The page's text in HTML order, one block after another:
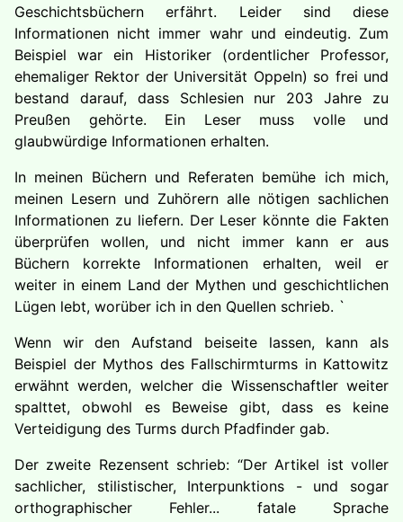
Geschichtsbüchern erfährt. Leider sind diese
Informationen nicht immer wahr und eindeutig. Zum
Beispiel war ein Historiker (ordentlicher Professor,
ehemaliger Rektor der Universität Oppeln) so frei und
bestand darauf, dass Schlesien nur 203 Jahre zu
Preußen gehörte. Ein Leser muss volle und
glaubwürdige Informationen erhalten.
In meinen Büchern und Referaten bemühe ich mich,
meinen Lesern und Zuhörern alle nötigen sachlichen
Informationen zu liefern. Der Leser könnte die Fakten
überprüfen wollen, und nicht immer kann er aus
Büchern korrekte Informationen erhalten, weil er
weiter in einem Land der Mythen und geschichtlichen
Lügen lebt, worüber ich in den Quellen schrieb. `
Wenn wir den Aufstand beiseite lassen, kann als
Beispiel der Mythos des Fallschirmturms in Kattowitz
erwähnt werden, welcher die Wissenschaftler weiter
spalttet, obwohl es Beweise gibt, dass es keine
Verteidigung des Turms durch Pfadfinder gab.
Der zweite Rezensent schrieb: “Der Artikel ist voller
sachlicher, stilistischer, Interpunktions - und sogar
orthographischer Fehler... fatale Sprache